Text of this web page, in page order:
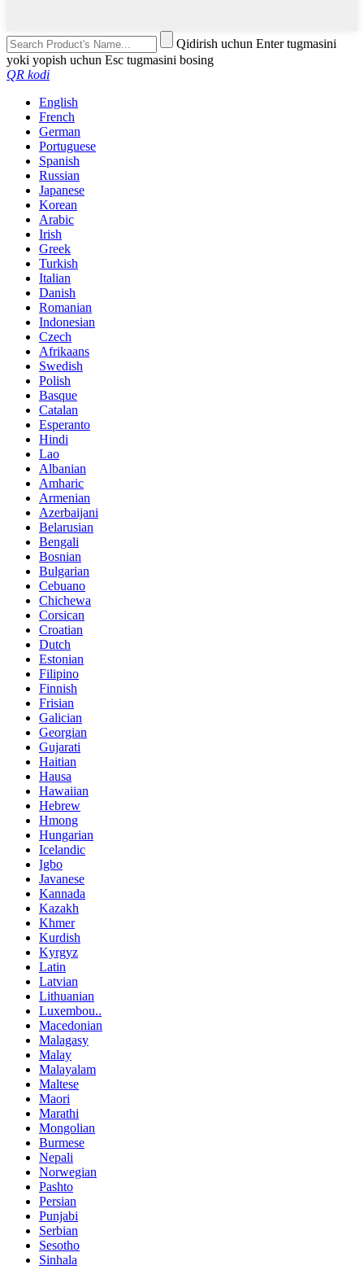
Qidirish uchun Enter tugmasini
yoki yopish uchun Esc tugmasini bosing
QR kodi
English
French
German
Portuguese
Spanish
Russian
Japanese
Korean
Arabic
Irish
Greek
Turkish
Italian
Danish
Romanian
Indonesian
Czech
Afrikaans
Swedish
Polish
Basque
Catalan
Esperanto
Hindi
Lao
Albanian
Amharic
Armenian
Azerbaijani
Belarusian
Bengali
Bosnian
Bulgarian
Cebuano
Chichewa
Corsican
Croatian
Dutch
Estonian
Filipino
Finnish
Frisian
Galician
Georgian
Gujarati
Haitian
Hausa
Hawaiian
Hebrew
Hmong
Hungarian
Icelandic
Igbo
Javanese
Kannada
Kazakh
Khmer
Kurdish
Kyrgyz
Latin
Latvian
Lithuanian
Luxembou..
Macedonian
Malagasy
Malay
Malayalam
Maltese
Maori
Marathi
Mongolian
Burmese
Nepali
Norwegian
Pashto
Persian
Punjabi
Serbian
Sesotho
Sinhala